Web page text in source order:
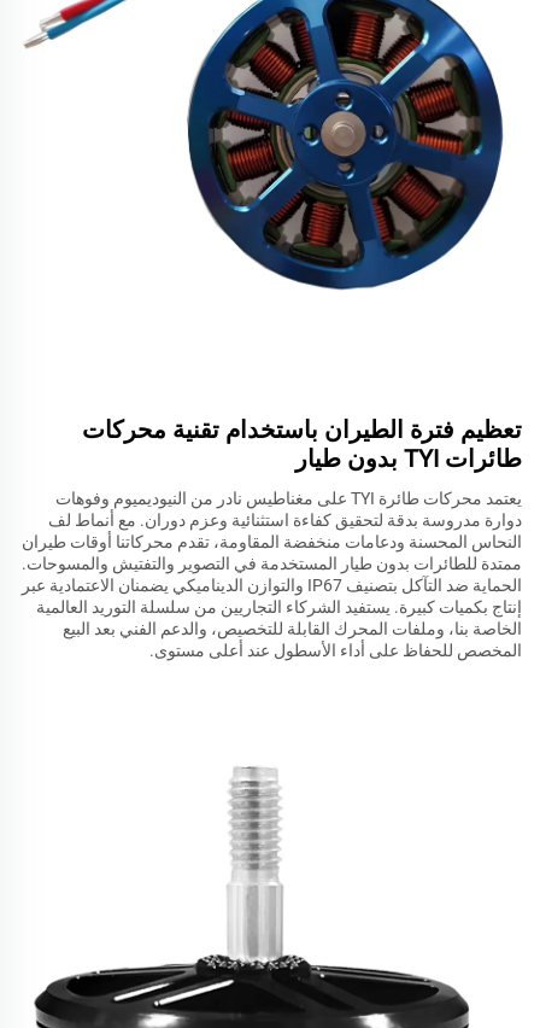
تعظيم فترة الطيران باستخدام تقنية محركات
طائرات TYI بدون طيار
يعتمد محركات طائرة TYI على مغناطيس نادر من النيوديميوم وفوهات
دوارة مدروسة بدقة لتحقيق كفاءة استثنائية وعزم دوران. مع أنماط لف
النحاس المحسنة ودعامات منخفضة المقاومة، تقدم محركاتنا أوقات طيران
ممتدة للطائرات بدون طيار المستخدمة في التصوير والتفتيش والمسوحات.
الحماية ضد التآكل بتصنيف IP67 والتوازن الديناميكي يضمنان الاعتمادية عبر
إنتاج بكميات كبيرة. يستفيد الشركاء التجاريين من سلسلة التوريد العالمية
الخاصة بنا، وملفات المحرك القابلة للتخصيص، والدعم الفني بعد البيع
المخصص للحفاظ على أداء الأسطول عند أعلى مستوى.